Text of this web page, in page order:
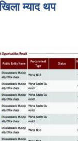
म्याद थप